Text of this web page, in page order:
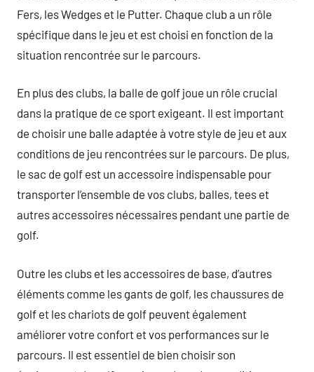
Fers, les Wedges et le Putter. Chaque club a un rôle
spécifique dans le jeu et est choisi en fonction de la
situation rencontrée sur le parcours.
En plus des clubs, la balle de golf joue un rôle crucial
dans la pratique de ce sport exigeant. Il est important
de choisir une balle adaptée à votre style de jeu et aux
conditions de jeu rencontrées sur le parcours. De plus,
le sac de golf est un accessoire indispensable pour
transporter l’ensemble de vos clubs, balles, tees et
autres accessoires nécessaires pendant une partie de
golf.
Outre les clubs et les accessoires de base, d’autres
éléments comme les gants de golf, les chaussures de
golf et les chariots de golf peuvent également
améliorer votre confort et vos performances sur le
parcours. Il est essentiel de bien choisir son